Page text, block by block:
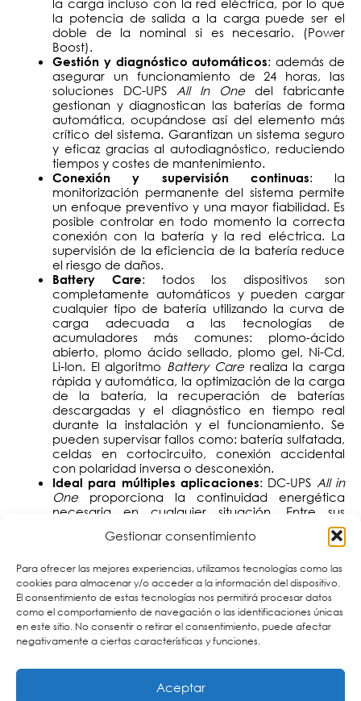
Gestionar consentimiento
Para ofrecer las mejores experiencias, utilizamos tecnologías como las
cookies para almacenar y/o acceder a la información del dispositivo.
El consentimiento de estas tecnologías nos permitirá procesar datos
como el comportamiento de navegación o las identificaciones únicas
en este sitio. No consentir o retirar el consentimiento, puede afectar
negativamente a ciertas características y funciones.
Aceptar
la carga incluso con la red eléctrica, por lo que
la potencia de salida a la carga puede ser el
doble de la nominal si es necesario. (Power
Boost).
Gestión y diagnóstico automáticos: además de
asegurar un funcionamiento de 24 horas, las
soluciones DC-UPS All In One del fabricante
gestionan y diagnostican las baterías de forma
automática, ocupándose así del elemento más
crítico del sistema. Garantizan un sistema seguro
y eficaz gracias al autodiagnóstico, reduciendo
tiempos y costes de mantenimiento.
Conexión y supervisión continuas: la
monitorización permanente del sistema permite
un enfoque preventivo y una mayor fiabilidad. Es
posible controlar en todo momento la correcta
conexión con la batería y la red eléctrica. La
supervisión de la eficiencia de la batería reduce
el riesgo de daños.
Battery Care: todos los dispositivos son
completamente automáticos y pueden cargar
cualquier tipo de batería utilizando la curva de
carga adecuada a las tecnologías de
acumuladores más comunes: plomo-ácido
abierto, plomo ácido sellado, plomo gel, Ni-Cd,
Li-Ion. El algoritmo Battery Carerealiza la carga
rápida y automática, la optimización de la carga
de la batería, la recuperación de baterías
descargadas y el diagnóstico en tiempo real
durante la instalación y el funcionamiento. Se
pueden supervisar fallos como: batería sulfatada,
celdas en cortocircuito, conexión accidental
con polaridad inversa o desconexión.
Ideal para múltiples aplicaciones: DC-UPS All in
One proporciona la continuidad energética
necesaria en cualquier situación. Entre sus
ámbitos de aplicación encontramos el respaldo
de emergencia de audio e iluminación; sistemas
incendios; así como en sistemas de seguridad y
vigilancia, radioenlaces, telecomunicaciones,
sistemas fotovoltaicos y de transporte marítimo.
Construcción robusta y fácil instalación: todas
las unidades de la gama tienen carcasa de
aluminio, clip de fijación a carril DIN. Además, son
protección IP20.
Corriente de salida:2,5 A ÷ 20 A, incluso en caso